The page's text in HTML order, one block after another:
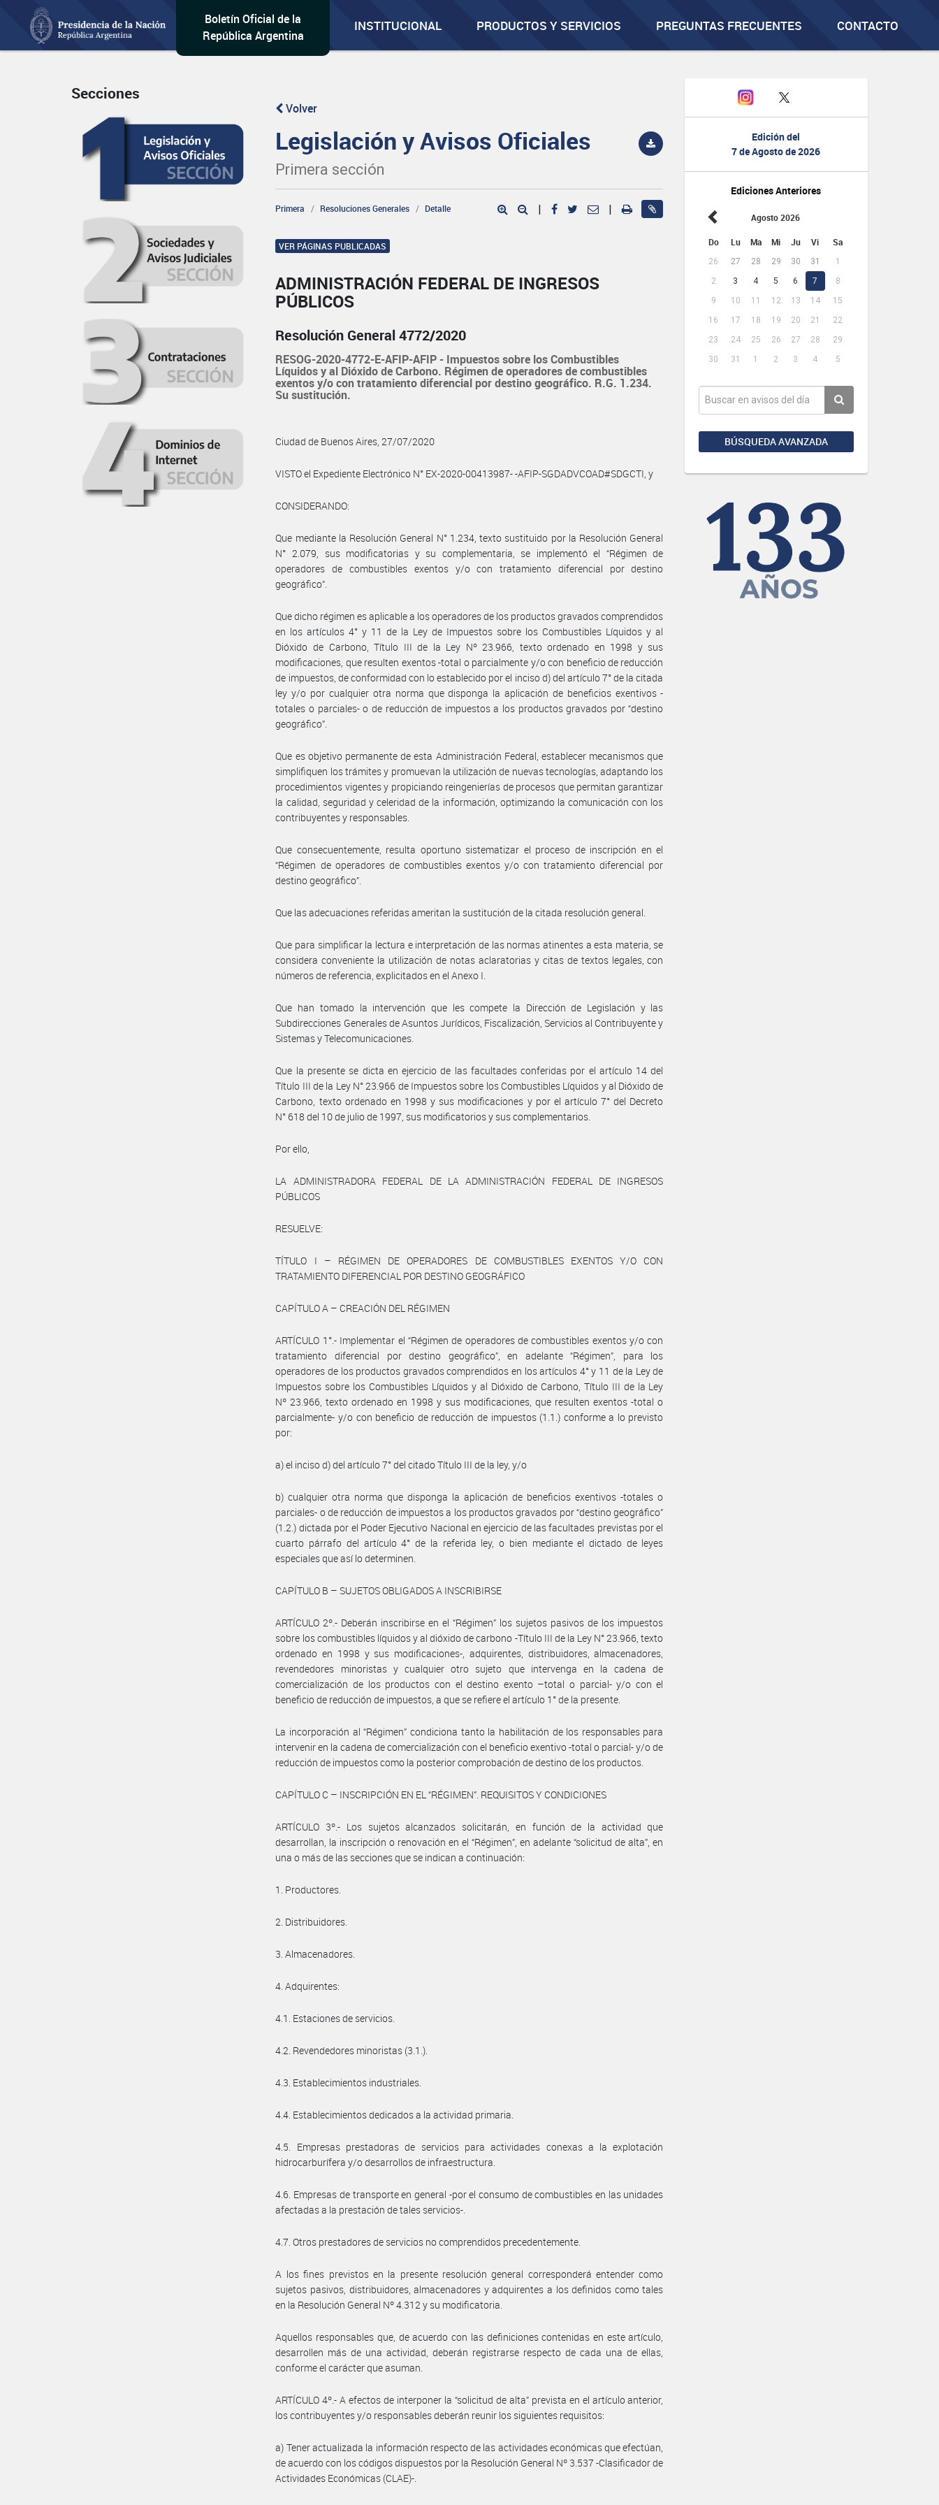
Boletín Oficial de la
República Argentina
INSTITUCIONAL PRODUCTOS Y SERVICIOS PREGUNTAS FRECUENTES CONTACTO
Edición del
7 de Agosto de 2026
Ediciones Anteriores
Agosto 2026
Do Lu Ma Mi Ju Vi Sa
26 27 28 29 30 31
1
2
3 4 5 6 7
8
9
10 11 12 13 14
15
16
17 18 19 20 21
22
23
24 25 26 27 28
29
30
31 1 2 3 4 5
BÚSQUEDA AVANZADA
Secciones
Volver
Legislación y Avisos Oficiales
Primera sección
Primera Resoluciones Generales Detalle | |
VER PÁGINAS PUBLICADAS
ADMINISTRACIÓN FEDERAL DE INGRESOS
PÚBLICOS
Resolución General 4772/2020
RESOG-2020-4772-E-AFIP-AFIP - Impuestos sobre los Combustibles
Líquidos y al Dióxido de Carbono. Régimen de operadores de combustibles
exentos y/o con tratamiento diferencial por destino geográfico. R.G. 1.234.
Su sustitución.
Ciudad de Buenos Aires, 27/07/2020
VISTO el Expediente Electrónico N° EX-2020-00413987- -AFIP-SGDADVCOAD#SDGCTI, y
CONSIDERANDO:
Que mediante la Resolución General N° 1.234, texto sustituido por la Resolución General
N° 2.079, sus modificatorias y su complementaria, se implementó el “Régimen de
operadores de combustibles exentos y/o con tratamiento diferencial por destino
geográfico”.
Que dicho régimen es aplicable a los operadores de los productos gravados comprendidos
en los artículos 4° y 11 de la Ley de Impuestos sobre los Combustibles Líquidos y al
Dióxido de Carbono, Título III de la Ley Nº 23.966, texto ordenado en 1998 y sus
modificaciones, que resulten exentos -total o parcialmente y/o con beneficio de reducción
de impuestos, de conformidad con lo establecido por el inciso d) del artículo 7° de la citada
ley y/o por cualquier otra norma que disponga la aplicación de beneficios exentivos -
totales o parciales- o de reducción de impuestos a los productos gravados por “destino
geográfico”.
Que es objetivo permanente de esta Administración Federal, establecer mecanismos que
simplifiquen los trámites y promuevan la utilización de nuevas tecnologías, adaptando los
procedimientos vigentes y propiciando reingenierías de procesos que permitan garantizar
la calidad, seguridad y celeridad de la información, optimizando la comunicación con los
contribuyentes y responsables.
Que consecuentemente, resulta oportuno sistematizar el proceso de inscripción en el
“Régimen de operadores de combustibles exentos y/o con tratamiento diferencial por
destino geográfico”.
Que las adecuaciones referidas ameritan la sustitución de la citada resolución general.
Que para simplificar la lectura e interpretación de las normas atinentes a esta materia, se
considera conveniente la utilización de notas aclaratorias y citas de textos legales, con
números de referencia, explicitados en el Anexo I.
Que han tomado la intervención que les compete la Dirección de Legislación y las
Subdirecciones Generales de Asuntos Jurídicos, Fiscalización, Servicios al Contribuyente y
Sistemas y Telecomunicaciones.
Que la presente se dicta en ejercicio de las facultades conferidas por el artículo 14 del
Título III de la Ley N° 23.966 de Impuestos sobre los Combustibles Líquidos y al Dióxido de
Carbono, texto ordenado en 1998 y sus modificaciones y por el artículo 7° del Decreto
N° 618 del 10 de julio de 1997, sus modificatorios y sus complementarios.
Por ello,
LA ADMINISTRADORA FEDERAL DE LA ADMINISTRACIÓN FEDERAL DE INGRESOS
PÚBLICOS
RESUELVE:
TÍTULO I – RÉGIMEN DE OPERADORES DE COMBUSTIBLES EXENTOS Y/O CON
TRATAMIENTO DIFERENCIAL POR DESTINO GEOGRÁFICO
CAPÍTULO A – CREACIÓN DEL RÉGIMEN
ARTÍCULO 1°.- Implementar el “Régimen de operadores de combustibles exentos y/o con
tratamiento diferencial por destino geográfico”, en adelante “Régimen”, para los
operadores de los productos gravados comprendidos en los artículos 4° y 11 de la Ley de
Impuestos sobre los Combustibles Líquidos y al Dióxido de Carbono, Título III de la Ley
Nº 23.966, texto ordenado en 1998 y sus modificaciones, que resulten exentos -total o
parcialmente- y/o con beneficio de reducción de impuestos (1.1.) conforme a lo previsto
por:
a) el inciso d) del artículo 7° del citado Título III de la ley, y/o
b) cualquier otra norma que disponga la aplicación de beneficios exentivos -totales o
parciales- o de reducción de impuestos a los productos gravados por “destino geográfico”
(1.2.) dictada por el Poder Ejecutivo Nacional en ejercicio de las facultades previstas por el
cuarto párrafo del artículo 4° de la referida ley, o bien mediante el dictado de leyes
especiales que así lo determinen.
CAPÍTULO B – SUJETOS OBLIGADOS A INSCRIBIRSE
ARTÍCULO 2º.- Deberán inscribirse en el “Régimen” los sujetos pasivos de los impuestos
sobre los combustibles líquidos y al dióxido de carbono -Título III de la Ley N° 23.966, texto
ordenado en 1998 y sus modificaciones-, adquirentes, distribuidores, almacenadores,
revendedores minoristas y cualquier otro sujeto que intervenga en la cadena de
comercialización de los productos con el destino exento –total o parcial- y/o con el
beneficio de reducción de impuestos, a que se refiere el artículo 1° de la presente.
La incorporación al “Régimen” condiciona tanto la habilitación de los responsables para
intervenir en la cadena de comercialización con el beneficio exentivo -total o parcial- y/o de
reducción de impuestos como la posterior comprobación de destino de los productos.
CAPÍTULO C – INSCRIPCIÓN EN EL “RÉGIMEN”. REQUISITOS Y CONDICIONES
ARTÍCULO 3º.- Los sujetos alcanzados solicitarán, en función de la actividad que
desarrollan, la inscripción o renovación en el “Régimen”, en adelante “solicitud de alta”, en
una o más de las secciones que se indican a continuación:
1. Productores.
2. Distribuidores.
3. Almacenadores.
4. Adquirentes:
4.1. Estaciones de servicios.
4.2. Revendedores minoristas (3.1.).
4.3. Establecimientos industriales.
4.4. Establecimientos dedicados a la actividad primaria.
4.5. Empresas prestadoras de servicios para actividades conexas a la explotación
hidrocarburífera y/o desarrollos de infraestructura.
4.6. Empresas de transporte en general -por el consumo de combustibles en las unidades
afectadas a la prestación de tales servicios-.
4.7. Otros prestadores de servicios no comprendidos precedentemente.
A los fines previstos en la presente resolución general corresponderá entender como
sujetos pasivos, distribuidores, almacenadores y adquirentes a los definidos como tales
en la Resolución General Nº 4.312 y su modificatoria.
Aquellos responsables que, de acuerdo con las definiciones contenidas en este artículo,
desarrollen más de una actividad, deberán registrarse respecto de cada una de ellas,
conforme el carácter que asuman.
ARTÍCULO 4º.- A efectos de interponer la “solicitud de alta” prevista en el artículo anterior,
los contribuyentes y/o responsables deberán reunir los siguientes requisitos:
a) Tener actualizada la información respecto de las actividades económicas que efectúan,
de acuerdo con los códigos dispuestos por la Resolución General Nº 3.537 -Clasificador de
Actividades Económicas (CLAE)-.